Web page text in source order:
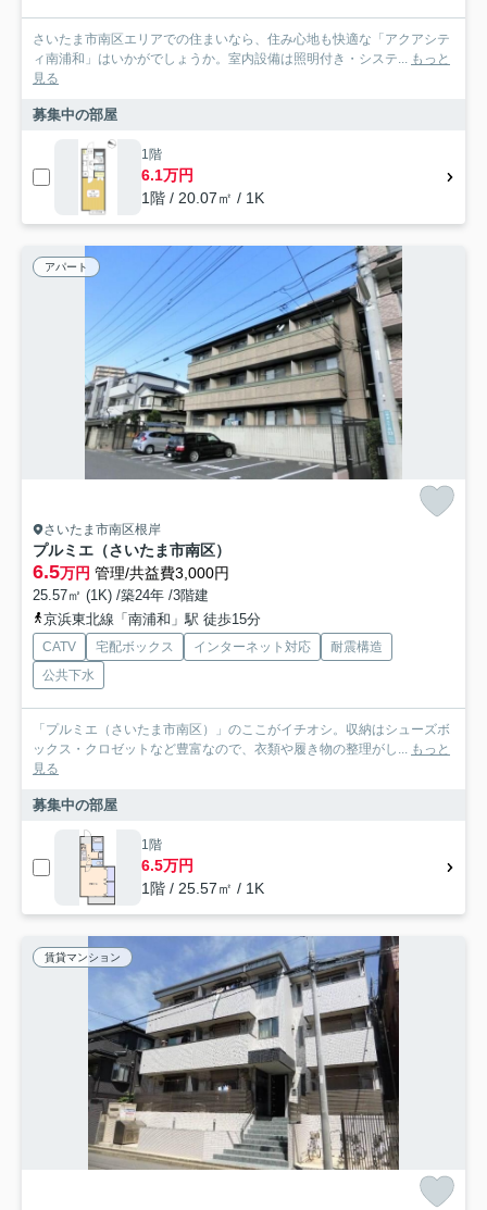
さいたま市南区エリアでの住まいなら、住み心地も快適な「アクアシテ
ィ南浦和」はいかがでしょうか。室内設備は照明付き・システ... もっと
見る
募集中の部屋
1階
6.1万円
1階 / 20.07㎡ / 1K
アパート
さいたま市南区根岸
プルミエ（さいたま市南区）
6.5万円 管理/共益費3,000円
25.57㎡ (1K) /築24年 /3階建
京浜東北線「南浦和」駅 徒歩15分
CATV 宅配ボックス インターネット対応
耐震構造
公共下水
「プルミエ（さいたま市南区）」のここがイチオシ。収納はシューズボ
ックス・クロゼットなど豊富なので、衣類や履き物の整理がし... もっと
見る
募集中の部屋
1階
6.5万円
1階 / 25.57㎡ / 1K
賃貸マンション